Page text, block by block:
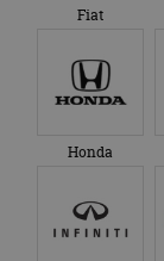
Fiat
Honda